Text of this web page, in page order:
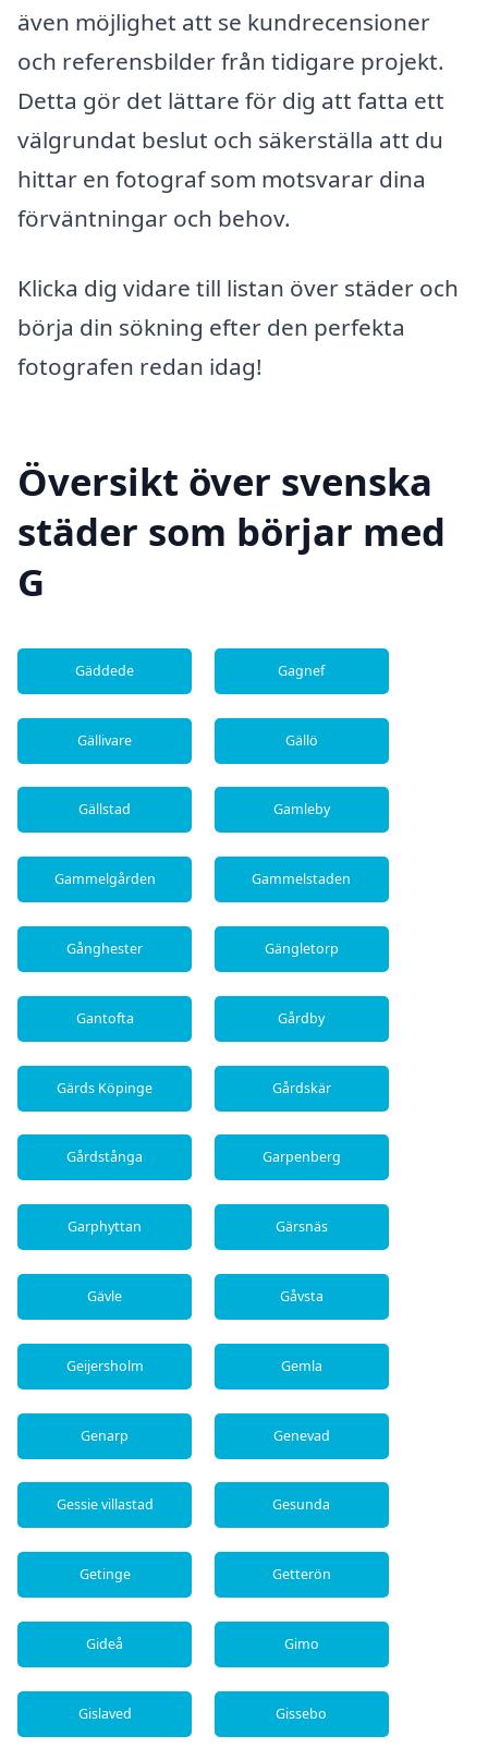
även möjlighet att se kundrecensioner
och referensbilder från tidigare projekt.
Detta gör det lättare för dig att fatta ett
välgrundat beslut och säkerställa att du
hittar en fotograf som motsvarar dina
förväntningar och behov.
Klicka dig vidare till listan över städer och
börja din sökning efter den perfekta
fotografen redan idag!
Översikt över svenska
städer som börjar med
G
Gäddede Gagnef
Gällivare Gällö
Gällstad Gamleby
Gammelgården Gammelstaden
Gånghester Gängletorp
Gantofta Gårdby
Gärds Köpinge Gårdskär
Gårdstånga Garpenberg
Garphyttan Gärsnäs
Gävle Gåvsta
Geijersholm Gemla
Genarp Genevad
Gessie villastad Gesunda
Getinge Getterön
Gideå Gimo
Gislaved Gissebo